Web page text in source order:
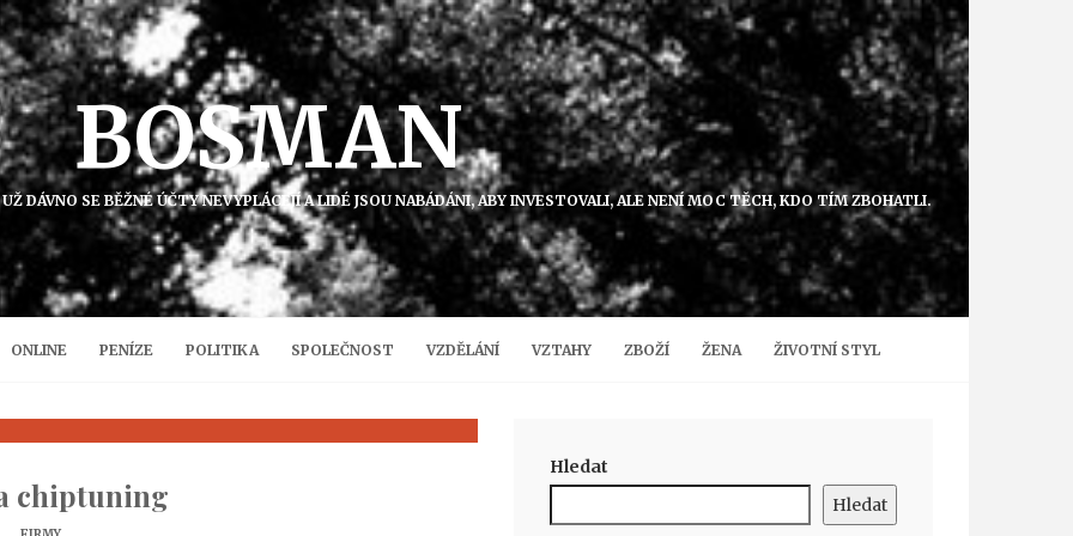
BOSMAN
DÁVNO SE BĚŽNÉ ÚČTY NEVYPLÁCEJÍ A LIDÉ JSOU NABÁDÁNI, ABY INVESTOVALI, ALE NENÍ MOC TĚCH, KDO TÍM ZBOHATLI.
ONLINE PENÍZE POLITIKA SPOLEČNOST VZDĚLÁNÍ VZTAHY ZBOŽÍ ŽENA ŽIVOTNÍ STYL
chiptuning
Hledat
Hledat